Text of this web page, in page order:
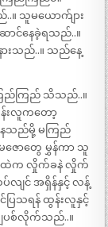
။ သူမယောက်ျား
ာင်နေခဲ့ရသည်..။
းသည်..။ သည်နေ့
ြည်ကြည် သိသည်..။
န်းလူကတော့
ေသည်မို့ မကြည်
ောတွေ မွှန်ကာ သူ
းထဲက လှိုက်ခနဲ လှိုက်
ပ်လျင် အရှိန်နှင့် လန့်
ြသရန် ထွန်းလူနှင့်
ပစ်လိုက်သည်..။